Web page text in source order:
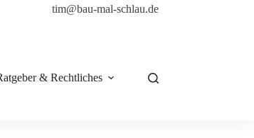
tim@bau-mal-schlau.de
& Rechtliches Shop